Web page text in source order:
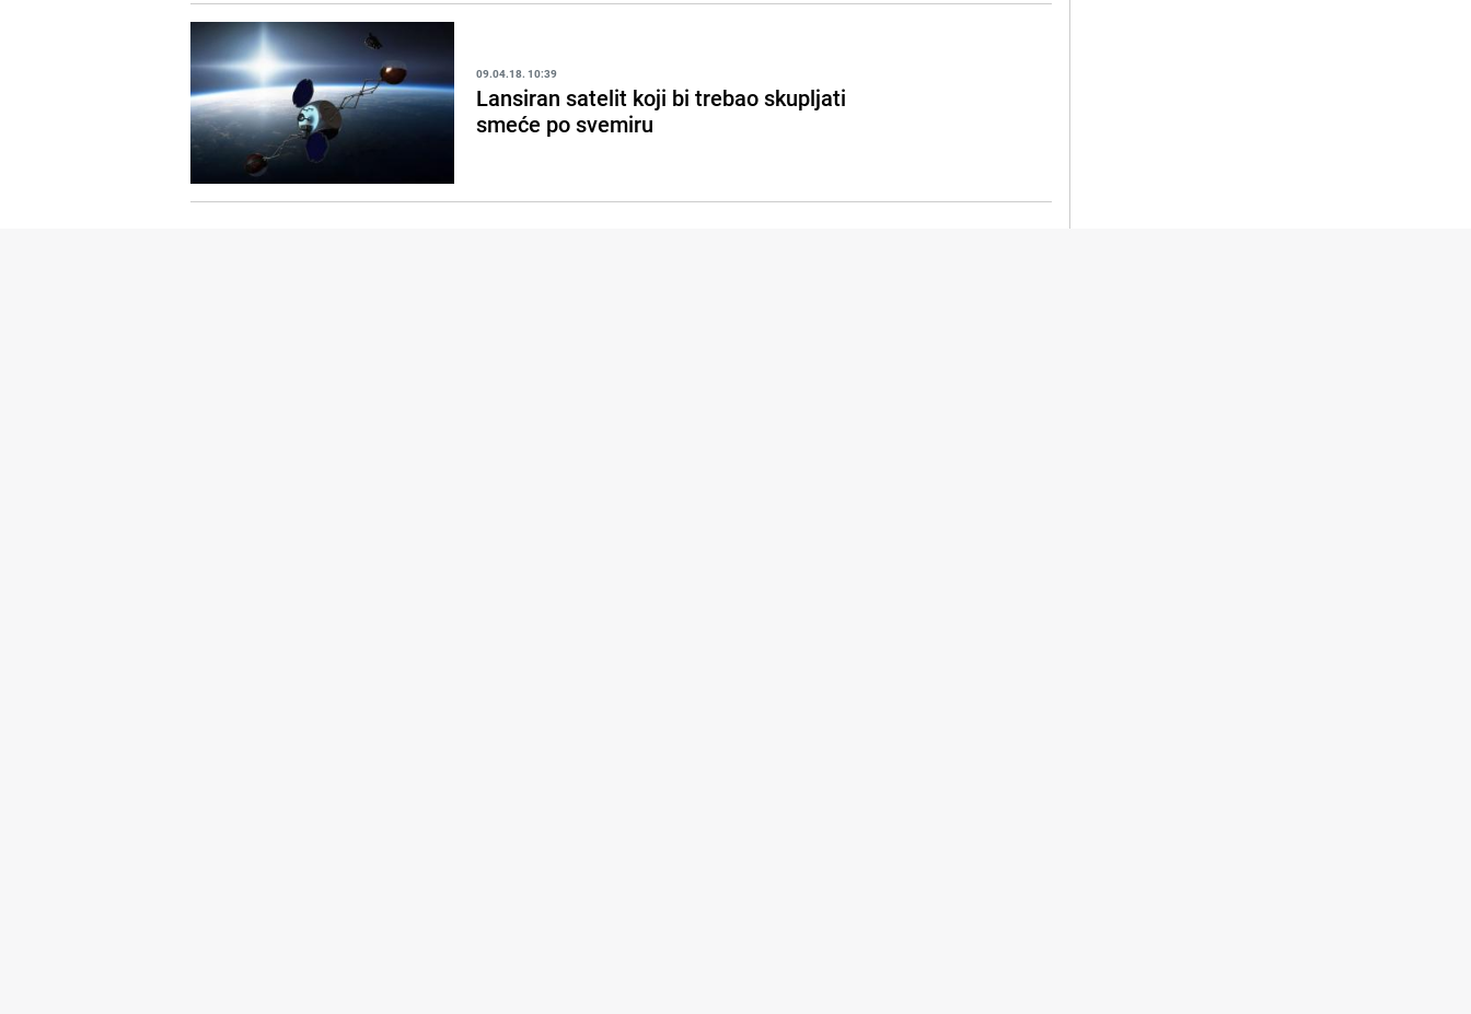
09.04.18. 10:39
Lansiran satelit koji bi trebao skupljati
smeće po svemiru